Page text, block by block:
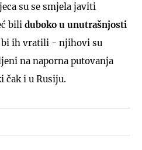
su se smjela javiti
bili duboko u unutrašnjosti
bi ih vratili - njihovi su
na naporna putovanja
čak i u Rusiju.